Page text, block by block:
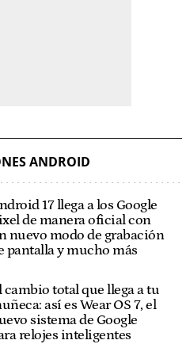
ANDROID
17 llega a los Google
de manera oficial con
nuevo modo de grabación
pantalla y mucho más
cambio total que llega a tu
así es Wear OS 7, el
sistema de Google
relojes inteligentes